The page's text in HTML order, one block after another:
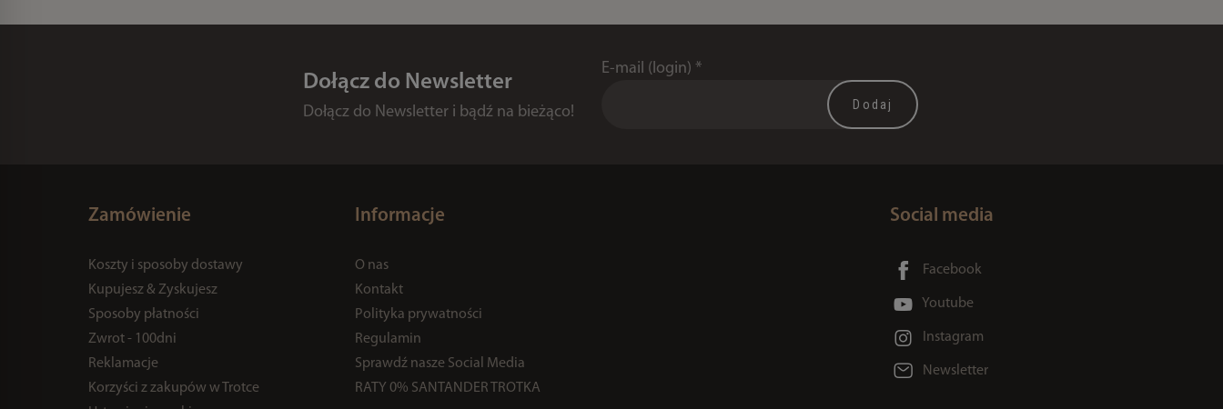
Dołącz do Newsletter
Dołącz do Newsletter i bądź na bieżąco!
E-mail (login) *
Zamówienie
Koszty i sposoby dostawy
Kupujesz & Zyskujesz
Sposoby płatności
Zwrot - 100dni
Reklamacje
Korzyści z zakupów w Trotce
Informacje
O nas
Kontakt
Polityka prywatności
Regulamin
Sprawdź nasze Social Media
RATY 0% SANTANDER TROTKA
Social media
Facebook
Youtube
Instagram
Newsletter